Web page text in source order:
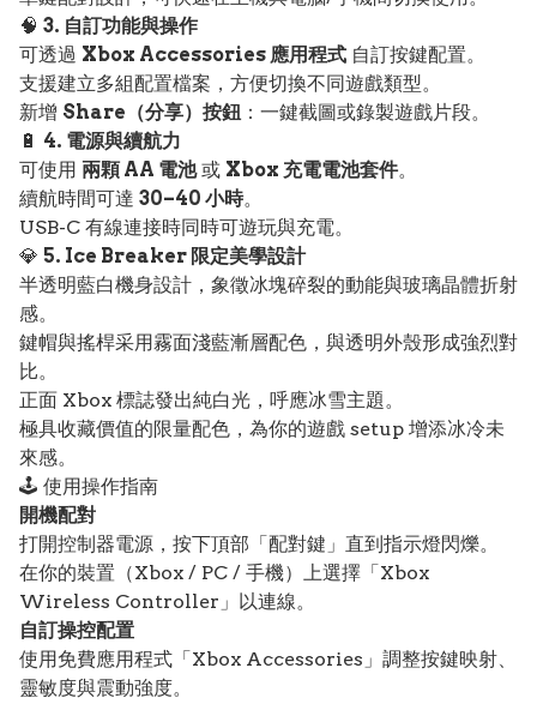
🧠 3. 自訂功能與操作
可透過 Xbox Accessories 應用程式 自訂按鍵配置。
支援建立多組配置檔案，方便切換不同遊戲類型。
新增 Share（分享）按鈕 ：一鍵截圖或錄製遊戲片段。
🔋 4. 電源與續航力
可使用 兩顆 AA 電池或 Xbox 充電電池套件。
續航時間可達 30–40 小時。
USB-C 有線連接時同時可遊玩與充電。
💎 5. Ice Breaker 限定美學設計
半透明藍白機身設計，象徵冰塊碎裂的動能與玻璃晶體折射
感。
鍵帽與搖桿采用霧面淺藍漸層配色，與透明外殼形成強烈對
比。
正面 Xbox 標誌發出純白光，呼應冰雪主題。
極具收藏價值的限量配色，為你的遊戲 setup 增添冰冷未
來感。
🕹️ 使用操作指南
開機配對
打開控制器電源，按下頂部「配對鍵」直到指示燈閃爍。
在你的裝置（Xbox / PC / 手機）上選擇「Xbox
Wireless Controller」以連線。
自訂操控配置
使用免費應用程式「Xbox Accessories」調整按鍵映射、
靈敏度與震動強度。